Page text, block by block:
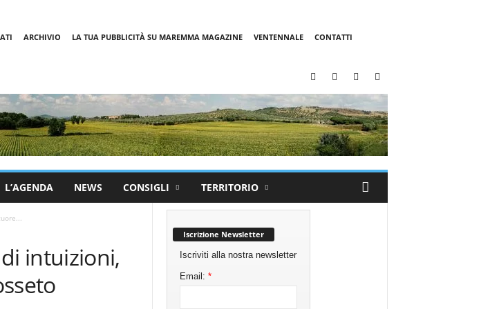
ARCHIVIO LA TUA PUBBLICITÀ SU MAREMMA MAGAZINE VENTENNALE
CONTATTI
L’AGENDA NEWS CONSIGLI TERRITORIO
intuizioni,
Iscrizione Newsletter
Iscriviti alla nostra newsletter
Email: *